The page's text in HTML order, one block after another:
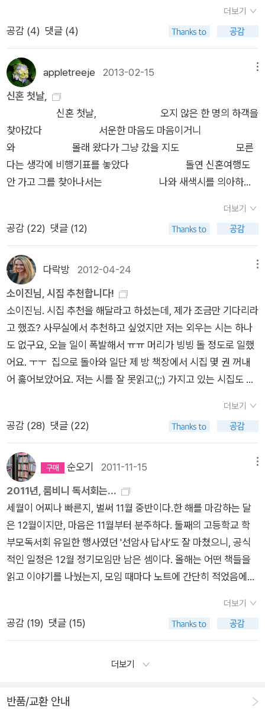
리부터 밀어올린다 우리는 세월호 사건을 보면서 정말
정말 미안하고 부끄러웠다. 나쁜 놈이라고 선원들을 탓하면서 내
속에도 그런 게 들어있음이 부끄러웠고,무능한 정부라고 분노하
면서도 그런 정부를 만들고 부패한 사회를 키운 게 우리였음을 부
인할 수 없었다.하지만 미안하고 부끄럽다고 고개만 숙이고 있을
순 없다. 부끄러운 어른이지만 세상을 바꾸는 일에 콩나물처럼 대
가리라도 밀어올려야 하지 않겠는가.....
목보고 울 할매가 기억이 났다. 작은 손이지만 남에게 밥을 줄 때
는 듬뿍듬뿍~제목 때문에 무척 궁금해진 그림책~ 빨리 보고싶
표지도 마음에 들지만 제목도 마음에 든다... 재밌어 보이는 그림
책~ 나무늘보님 덕분에 내가 그림책을 많이 보게 되다니...얼마
나 감사하고 고마운지... 두번째는 시집~ 솔직히 말해
서 나무늘보님 덕분에 그림책과 시집들을 읽게 되었다.이쁜 그림
책들을 만나게 해 주시고... 관심이 가는 시집들이 많았지만 어렵
고 자신이 없었던 시집들을 보게 해 주시고...궁금했던 시집인데
보내 주셨다.내가 모르는 시인들이 참 많구나...시집도 빨리 읽고
싶당~안을 들쳐 보고싶지만 꾹 참고 있는 중~읽고 있는 책을 빨
이다...엽서를 읽고 얼마나 힘이 되었는지 모릅니다.너무너무 감
본을 보고 깜짝 놀랐다. 옆지기까지... 다른 책들과 소중하게 간직
해야지보고싶었던 책인데 나무늘보님 덕분에 보게 되는구나...^^
참 행복합니다.*^^*향기가 너무 좋다!! 허브차~ 매일 마셔야겠
다... 언니랑~ ^^ 나무늘보님~ 제가 정말 어떻게 보답하면 좋을
읽고 소중하게 간직하고 잘 마실께요~ 정말 정말 감사하고 고맙
까지 신발이다. 사실 그 때는 그 여가수가 도통 이해가 가지 않았
다.하지만 어느 순간 나를 바라보니... 대상이 신발에서 책로 바뀌
하다.물론 신발과 책은 비교 대상이 되지 않는다고 생각하지만...
뭐,,, 이건 나의 오만한 생각일 수도 있다.신발은 지극히 물질적인
욕망의 추구이고... 책은 정신적 세계를 추구하는 것이니... 차원
이 다르다고 생각하지만...공통점이 있다면 욕심에서 나오는 수집
벽이다. 토요일에 갑자기 제주도에 대한 열렬한 그리움으로 제주
에 관련된 책을 6권이나 주문했다.그리고 나무늘보 서재(트리제
님)의 리뷰에서 본 박성우의 삼학년이라는 시에 확 마음을 빼앗
겨..시인의 시집(가뜬한 잠)도 함께 주문했다.한강의 소설집인 노
랑무늬 영원은 소이진님의 리뷰를 읽고... 보관해 두었다가 이번
에 함께 주문했다. (리뷰 속 글의 힘에 완전 압도당함) 내 관심사
타카 에코빌리지도 당당히 나의 서재에 입성했다.일본소설에는
별반 관심이 없지만 그래도 많은 분들이 쓰신 리뷰를 읽고 나니...
이 책만큼은 그냥 보내지 못하겠다는 생각이 들어... 나미야 잡화
점의 기적도 주문했다.책에 있어서는 충동구매의 달인인 나는 오
늘도 절제하지 못하고이재철 목사님 아이에게 배우는 아빠와 이
오덕 선생님의 내가 무슨 선생 노릇을 했다고도 더불어 우리 집으
로 데려 왔다. 16일 주문한 책을 오늘 오전에 받았다.어차피 책이
쌓이는 속도를 읽는 속도가 따라가지 못하니...그냥 마음을 접었
하면 된다. (이 얘기를 하자 아들은 시겁했다.)늙어서 외롭지 않
변명하면서...나는 오늘도 16명의 새 친구들을 가족으로 맞이했
다.(자꾸만 책을 의인화 시키는 현상이 생겼다...심지어 혼자 있을
때는 책들에게 말도 시켜 본다)환영합니다^^ 물론 카드명세서에
연이어 알라딘~알라딘~알라딘이 찍혀 있을 때는 살짝 후회되기
도 하지만...멈출 수 없다.
더보기
공감 (4) 댓글 (4)
appletreeje 2013-02-15
신혼 첫날,
신혼 첫날, 오지 않은 한 명의 하객을
찾아갔다 서운한 마음도 마음이거니
와 몰래 왔다가 그냥 갔을 지도 모른
다는 생각에 비행기표를 놓았다 돌연 신혼여행도
안 가고 그를 찾아나서는 나와 새색시를 의아하게
다 그냥 제발 신혼여행이나 가라는 형,
형만 아니었으면 하면서 늘 내 원망의 대상이었
다 구월의 밤은 아직 뜨거웠고 새 색
시는 어질어질 걸음을 떼었다 쑥대머리로 앉아 있
는 그를 만났다 하객을 맞아야 할 사람
이 하객으로도 오지 않은 미운 아버지
형은 그의 검푸른 머릴 자르고 나와 새색시는 나
란히 절을 올렸다 밉기만 하던 형이 산처럼 든든해
져 왔던가 형과 나와 며느리가 안 보일 때까
지 아버지는 산 아랫길을 내려다보고 있었
서 신혼 첫날밤도 네 번이나 속옷을 벗어 던졌다
컷 먹고 싶었다 부엌 찬장에서 미숫가루통 훔쳐
다 동네 우물에 부었
다 사카린이랑 슈거도 몽땅 털어넣었
다 두레박을 들었다 놓았다 하며 미숫가루 저었
다 뺨따귀를 첨으로 맞았다 (P.10
) -박성우 詩集, <가뜬한 잠
>- 늘 가뜬한 잠,을 자지 못했던 내게 여전히 약속한 일의 시
간을 따라 끄급했던 내게 오늘 어디선가 온, '가뜬한 잠'을 읽고
이랑 슈거를 넣고 몽땅 털어넣지는 못하더라도, 미숫가루 아
잠을 잘 것 같다. 감사한 일이다.
더보기
공감 (22) 댓글 (12)
다락방 2012-04-24
소이진님, 시집 추천합니다!
소이진님. 시집 추천을 해달라고 하셨는데, 제가 조금만 기다리라
고 했죠? 사무실에서 추천하고 싶었지만 저는 외우는 시는 하나
도 없구요, 오늘 일이 폭발해서 ㅠㅠ 머리가 빙빙 돌 정도로 일했
어요. ㅜㅜ 집으로 돌아와 일단 제 방 책장에서 시집 몇 권 꺼내
어 훓어보았어요. 저는 시를 잘 못읽고(;;) 가지고 있는 시집도 몇
은 어떨까, 해서 몇 개 소개해 드릴게요. 다 기록하기는 어려우니
(저 야근하고 좀전에 와서 눈알이 빠질것 같아요. 일 너무 많아서
하도록 할게요. 그것도 참고하세요. 일단, 어제 올렸던 김사인의
시집이에요. 제가 어제 올린 그 조용한 시 말고, 저는 이
시에도 포스트잇을 붙여 놓았네요. 때늦은 사랑 내 하늘 한켠에
오래 머물다새 하나 떠난다 힘없이 구부려 모았을붉은 발가락들
흰 이마 세상 떠난 이가 남기고 간단정한 글씨 같다 하늘이 휑뎅
그렁 비었구나 뒤축 무너진 헌 구두나 끌고나는 또 쓸데없이이 집
저 집 기웃거리며 늙어가겠지 시가 참 쓸쓸하고 좋은데, 소이진
님 같은 피끓는 청년이 읽기에는 너무 성숙했나요? 자, 그럼 같은
시집의 이 시는 어떨까요? 봄바다 구장집 마누라방뎅이 커서다
라이만 했지다라이만 했지 구장집 마누라는젖통도 커서헌 런닝
덩 인물도 좋은구장집 셋째 아들로 환생해설랑서울 가 부잣집 과
서는 이 시가 눈에 띄어요. 오후 빗줄기에서 떨어져멀어져 ‥‥‥‥
더보기
공감 (28) 댓글 (22)
순오기 2011-11-15
2011년, 룸비니 독서회는...
세월이 어찌나 빠른지, 벌써 11월 중반이다.한 해를 마감하는 달
은 12월이지만, 마음은 11월부터 분주하다. 둘째의 고등학교 학
부모독서회 유일한 행사였던 '선암사 답사'도 잘 마쳤으니, 공식
적인 일정은 12월 정기모임만 남은 셈이다. 올해는 어떤 책들을
읽고 이야기를 나눴는지, 모임 때마다 노트에 간단히 적었음에도
고, 어떤 일을 처리할때도 동시상영이 안된다. 최근에 이런 일이
빈번해져서 자연스레 나이를 실감하게 된다. 선암사와 순천만 답
이는 인생나이보다 더 젊다고 위로를 삼는다. 학부모독서회는 토
감을 나누는 부담없는 모임으로 '책 한 권 읽자'를 실천하는 독서
더보기
공감 (19) 댓글 (15)
더보기
반품/교환 안내